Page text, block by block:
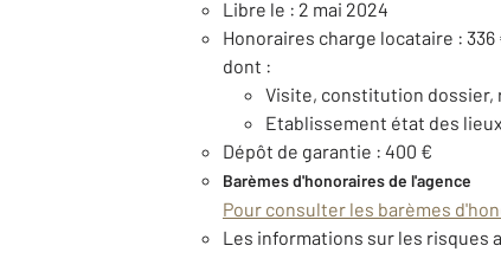
Libre le : 2 mai 2024
Honoraires charge locataire : 336
dont :
Visite, constitution dossier,
Etablissement état des lieux
Dépôt de garantie : 400 €
Barèmes d'honoraires de l'agence
Pour consulter les barèmes
Les informations sur les risques